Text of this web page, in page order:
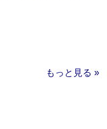
もっと見る »